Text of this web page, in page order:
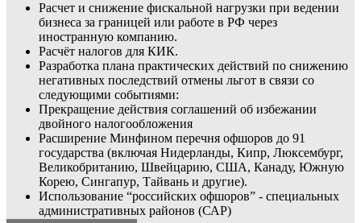
Расчет и снижение фискальной нагрузки при ведении
бизнеса за границей или работе в РФ через
иностранную компанию.
Расчёт налогов для КИК.
Разработка плана практических действий по снижению
негативных последствий отмены льгот в связи со
следующими событиями:
Прекращение действия соглашений об избежании
двойного налогообложения
Расширение Минфином перечня офшоров до 91
государства (включая Нидерланды, Кипр, Люксембург,
Великобританию, Швейцарию, США, Канаду, Южную
Корею, Сингапур, Тайвань и другие).
Использование “российских офшоров” - специальных
административных районов (САР)